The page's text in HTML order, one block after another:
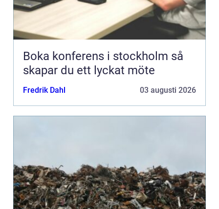
Boka konferens i stockholm så
skapar du ett lyckat möte
Fredrik Dahl 03 augusti 2026